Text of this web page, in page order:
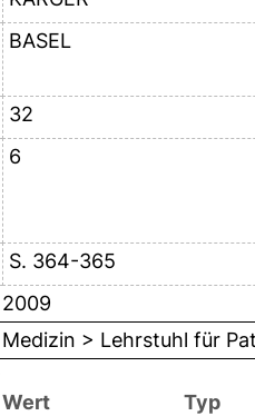
BASEL
32
6
S. 364-365
2009
Medizin > Lehrstuhl für
Wert
Typ